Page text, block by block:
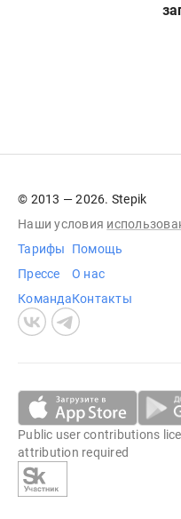
© 2013 — 2026. Stepik
Наши условия
Тарифы
Прессе
Команда
Помощь
О нас
Контакты
Public user contributions
attribution required